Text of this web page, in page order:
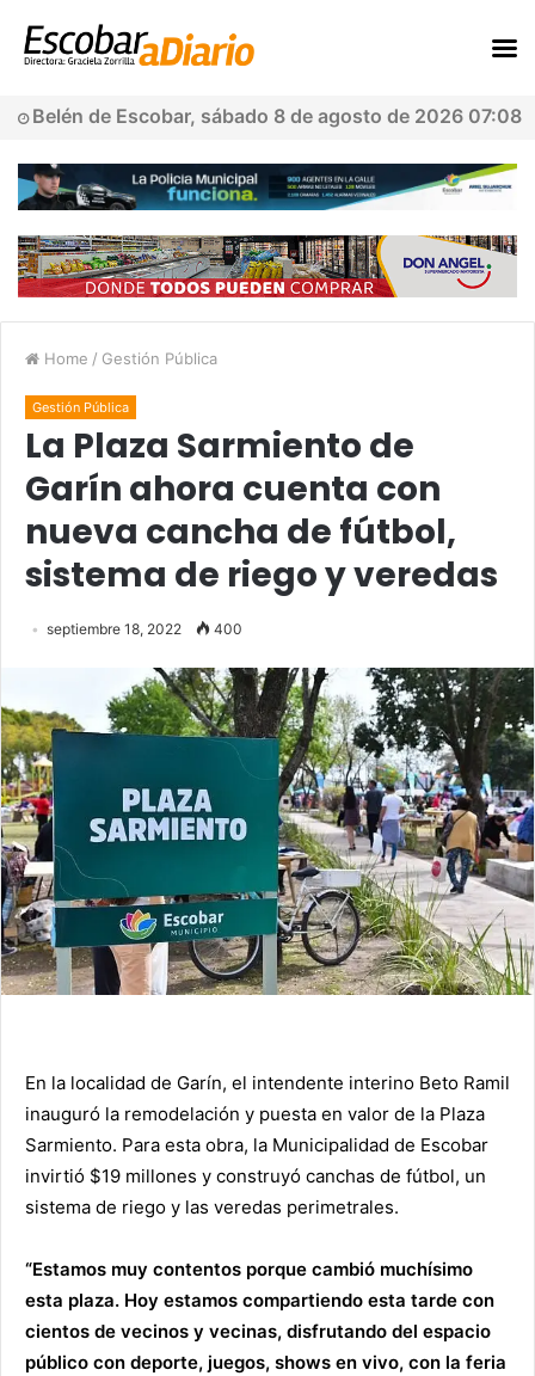
Belén de Escobar, sábado 8 de agosto de 2026 07:08
Home / Gestión Pública
Gestión Pública
La Plaza Sarmiento de
Garín ahora cuenta con
nueva cancha de fútbol,
sistema de riego y veredas
septiembre 18, 2022 400
En la localidad de Garín, el intendente interino Beto Ramil
inauguró la remodelación y puesta en valor de la Plaza
Sarmiento. Para esta obra, la Municipalidad de Escobar
invirtió $19 millones y construyó canchas de fútbol, un
sistema de riego y las veredas perimetrales.
“Estamos muy contentos porque cambió muchísimo
esta plaza. Hoy estamos compartiendo esta tarde con
cientos de vecinos y vecinas, disfrutando del espacio
público con deporte, juegos, shows en vivo, con la feria